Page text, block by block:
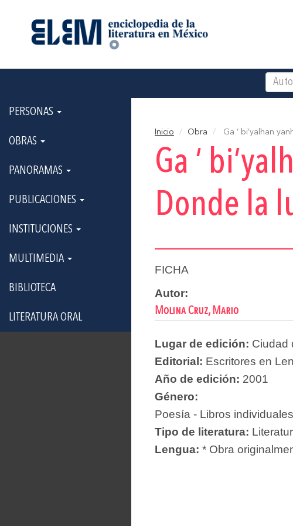
PERSONAS
OBRAS
PANORAMAS
PUBLICACIONES
INSTITUCIONES
MULTIMEDIA
BIBLIOTECA
LITERATURA ORAL
Inicio Obra Ga ‘ bi’yalhan
Ga ‘
Donde la
FICHA
Autor:
Molina Cruz, Mario
Lugar de edición: Ciudad
Editorial: Escritores en
Año de edición: 2001
Género:
Poesía - Libros individuales
Tipo de literatura:
Lengua: * Obra